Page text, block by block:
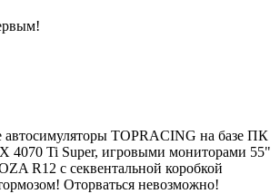
TOPRACING на базе ПК
4070 Ti Super, игровыми мониторами 55"
R12 c секвентальной коробкой
Оторваться невозможно!